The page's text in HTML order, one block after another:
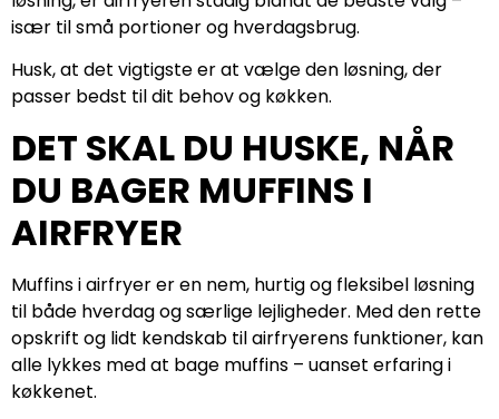
især til små portioner og hverdagsbrug.
Husk, at det vigtigste er at vælge den løsning, der
passer bedst til dit behov og køkken.
DET SKAL DU HUSKE, NÅR
DU BAGER MUFFINS I
AIRFRYER
Muffins i airfryer er en nem, hurtig og fleksibel løsning
til både hverdag og særlige lejligheder. Med den rette
opskrift og lidt kendskab til airfryerens funktioner, kan
alle lykkes med at bage muffins – uanset erfaring i
køkkenet.